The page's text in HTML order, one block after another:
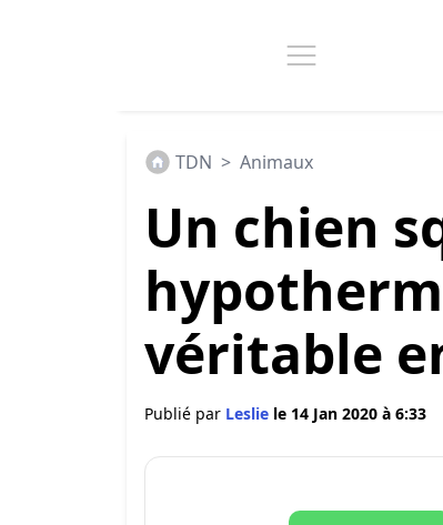
TDN > Animaux
Un chien
véritable
Publié par Leslie le 14 Jan 2020 à 6:33